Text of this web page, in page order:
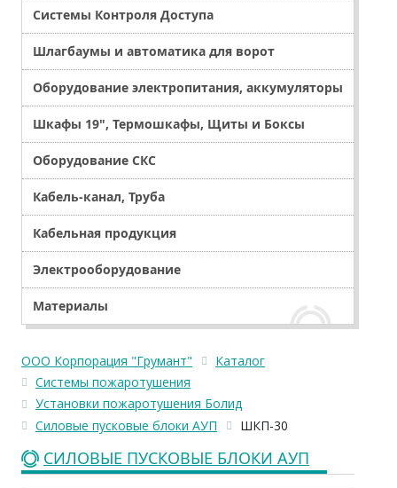
Системы Контроля Доступа
Шлагбаумы и автоматика для ворот
Оборудование электропитания, аккумуляторы
Шкафы 19", Термошкафы, Щиты и Боксы
Оборудование СКС
Кабель-канал, Труба
Кабельная продукция
Электрооборудование
Материалы
ООО Корпорация "Грумант"
Каталог
Системы пожаротушения
Установки пожаротушения Болид
Силовые пусковые блоки АУП
ШКП-30
СИЛОВЫЕ ПУСКОВЫЕ БЛОКИ АУП